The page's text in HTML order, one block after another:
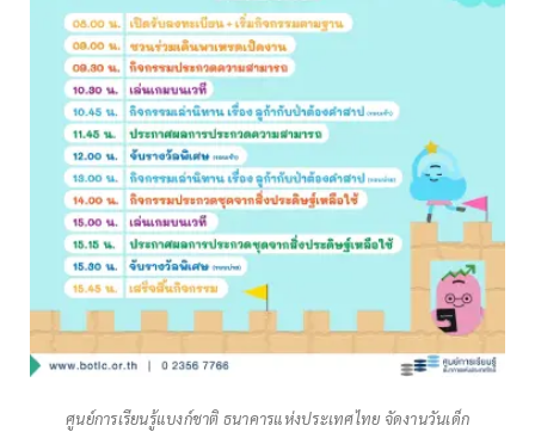
ศูนย์การเรียนรู้แบงก์ชาติ ธนาคารแห่งประเทศไทย จัดงานวันเด็ก